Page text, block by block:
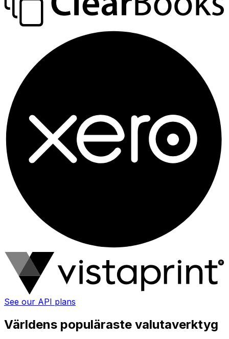
See our API plans
Världens populäraste valutaverktyg